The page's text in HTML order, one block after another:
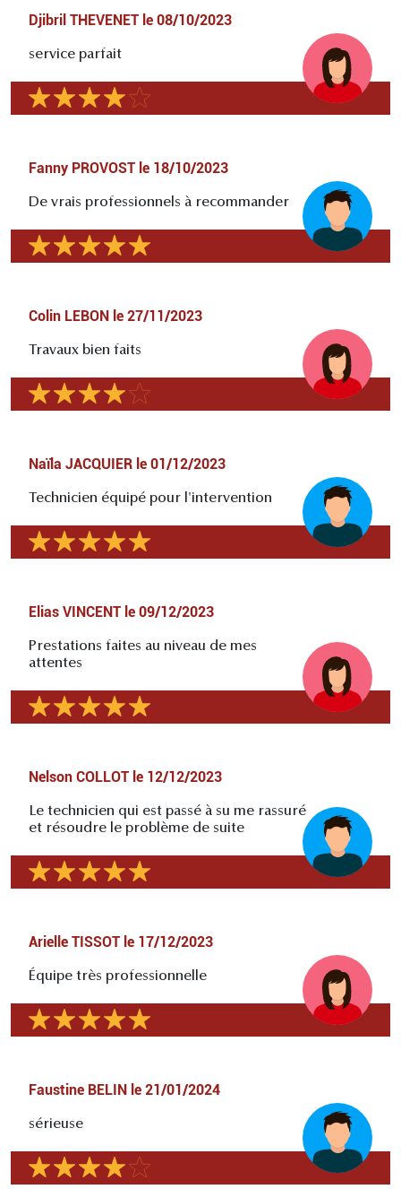
Djibril THEVENET le 08/10/2023
service parfait
Fanny PROVOST le 18/10/2023
De vrais professionnels à recommander
Colin LEBON le 27/11/2023
Travaux bien faits
Naïla JACQUIER le 01/12/2023
Technicien équipé pour l'intervention
Elias VINCENT le 09/12/2023
Prestations faites au niveau de mes
attentes
Nelson COLLOT le 12/12/2023
Le technicien qui est passé à su me rassuré
et résoudre le problème de suite
Arielle TISSOT le 17/12/2023
Équipe très professionnelle
Faustine BELIN le 21/01/2024
sérieuse